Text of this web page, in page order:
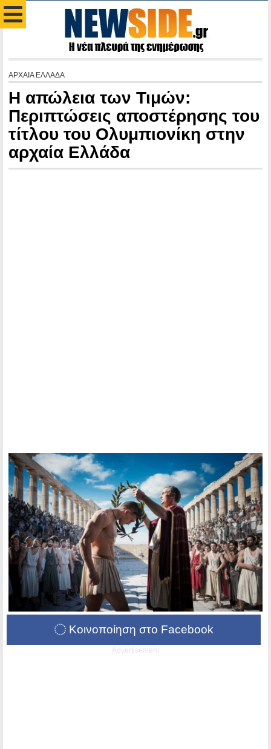
ΑΡΧΑΙΑ ΕΛΛΑΔΑ
Η απώλεια των Τιμών:
Περιπτώσεις αποστέρησης του
τίτλου του Ολυμπιονίκη στην
αρχαία Ελλάδα
Κοινοποίηση στο Facebook
Advertisement